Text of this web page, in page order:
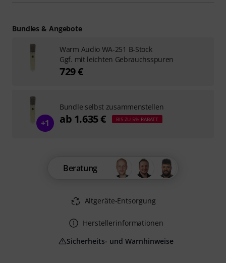
Beratung
Altgeräte-Entsorgung
Herstellerinformationen
Sicherheits- und Warnhinweise
Bundles & Angebote
Warm Audio WA-251 B-Stock
Ggf. mit leichten Gebrauchsspuren
729 €
+1
Bundle selbst zusammenstellen
ab 1.635 € BIS ZU 5% RABATT